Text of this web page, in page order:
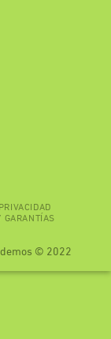
GARANTÍAS
© 2022